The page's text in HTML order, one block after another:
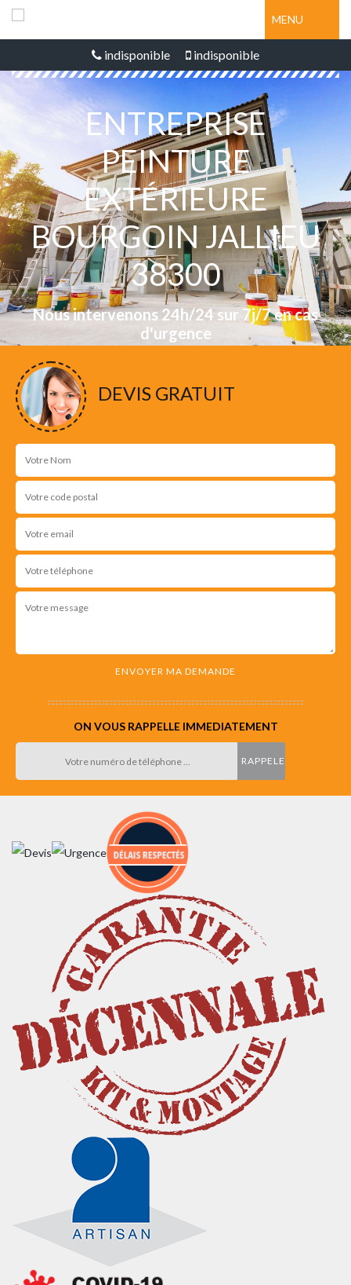
MENU
indisponible indisponible
ENTREPRISE
PEINTURE
EXTÉRIEURE
BOURGOIN JALLIEU
38300
Nous intervenons 24h/24 sur 7j/7 en cas
d'urgence
DEVIS GRATUIT
ON VOUS RAPPELLE IMMEDIATEMENT